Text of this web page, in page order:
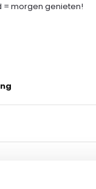
morgen genieten!